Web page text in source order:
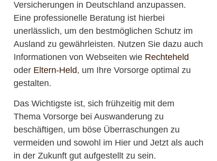
Versicherungen in Deutschland anzupassen.
Eine professionelle Beratung ist hierbei
unerlässlich, um den bestmöglichen Schutz im
Ausland zu gewährleisten. Nutzen Sie dazu auch
Informationen von Webseiten wie Rechteheld
oder Eltern-Held, um Ihre Vorsorge optimal zu
gestalten.
Das Wichtigste ist, sich frühzeitig mit dem
Thema Vorsorge bei Auswanderung zu
beschäftigen, um böse Überraschungen zu
vermeiden und sowohl im Hier und Jetzt als auch
in der Zukunft gut aufgestellt zu sein.